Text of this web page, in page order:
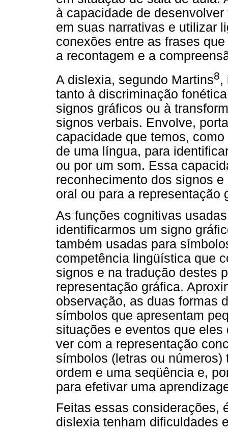
à capacidade de
em suas narrativas e utilizar
conexões entre as frases
a recontagem e a
A dislexia, segundo Martins8,
tanto à discriminação
signos gráficos ou à
signos verbais. Envolve,
capacidade que temos,
de uma língua, para
ou por um som. Essa
reconhecimento dos signos
oral ou para a representação
As funções cognitivas
identificarmos um signo
também usadas para
competência lingüística que
signos e na tradução destes
representação gráfica.
observação, as duas formas
símbolos que apresentam
situações e eventos que
ver com a representação
símbolos (letras ou
ordem e uma seqüência e,
para efetivar uma
Feitas essas considerações,
dislexia tenham dificuldades